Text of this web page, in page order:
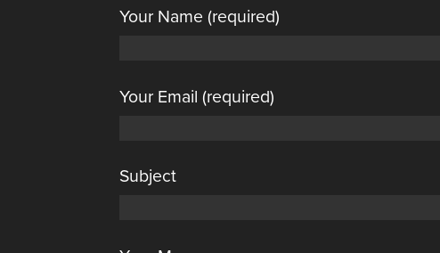
Your Name (required)
Your Email (required)
Subject